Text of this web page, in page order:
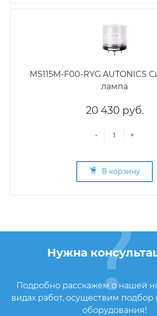
MS115M-F00-RYG AUTONICS
лампа
20 430 руб.
- +
В корзину
Нужна
Подробно расскажем о нашей
видах работ, осуществим
оборудования!